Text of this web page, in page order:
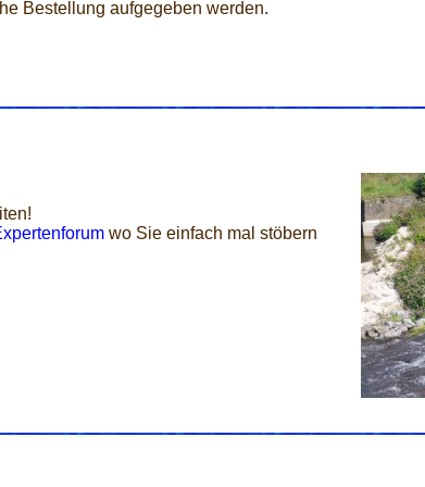
Bestellung aufgegeben werden.
wo Sie einfach mal stöbern